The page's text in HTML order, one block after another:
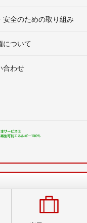
安全のための取り組み
について
合わせ